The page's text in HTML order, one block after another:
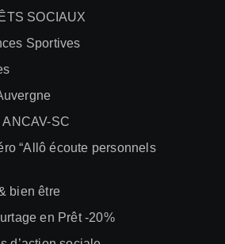
SOCIAUX
Sportives
SC
“Allô écoute personnels
bien être
en Prêt -20%